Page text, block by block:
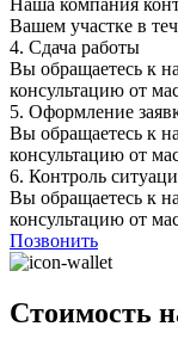
Вашем участке в
4. Сдача работы
Вы обращаетесь к
консультацию от
5. Оформление
Вы обращаетесь к
консультацию от
6. Контроль
Вы обращаетесь к
консультацию от
Позвонить
Стоимость